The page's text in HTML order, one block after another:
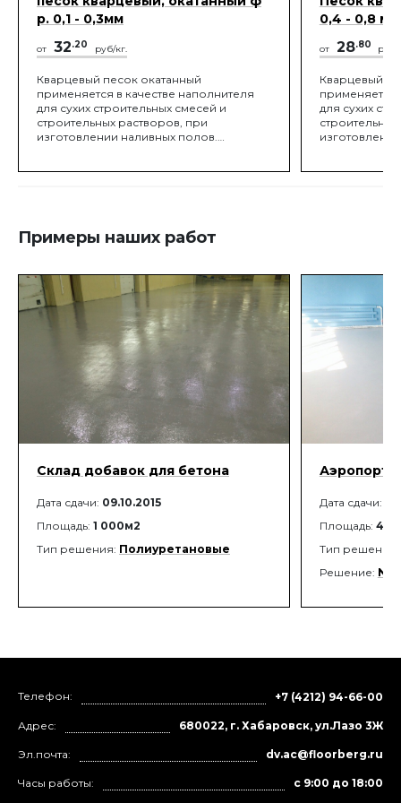
р. 0,1 - 0,3мм
от 32.20 руб/кг.
Кварцевый песок окатанный
применяется в качестве наполнителя
для сухих строительных смесей и
строительных растворов, при
изготовлении наливных полов.
0,4 - 0,8 мм
от 28.80 руб/
Кварцевый
применяется
для сухих
Примеры наших работ
Склад добавок для бетона
Дата сдачи: 09.10.2015
Площадь: 1 000м2
Тип решения: Полиуретановые
Аэропорт
Дата сдачи:
Площадь:
Тип решения:
Решение:
Телефон: +7 (4212) 94-66-00
Адрес: 680022, г. Хабаровск, ул.Лазо 3Ж
Эл.почта: dv.ac@floorberg.ru
Часы работы: с 9:00 до 18:00